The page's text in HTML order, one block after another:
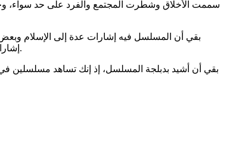
سممت الأخلاق وشطرت المجتمع والفرد على حد سواء،
بقي أن المسلسل فيه إشارات عدة إلى الإسلام وبعض
إشارات ضعيفة، لكنها تدل على أن رحلة محو الثقافة الإسلامية من الذهنية التركية باءت بالفشل حتى داخل مجتمع صناع الدراما المخملي والمعروف للجميع.
بقي أن أشيد بدبلجة المسلسل، إذ إنك تساهد مسلسلين